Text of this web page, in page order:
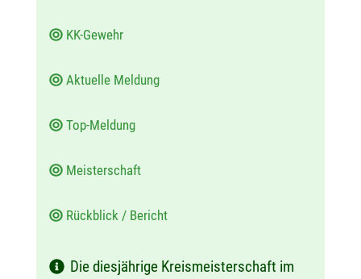
KK-Gewehr
Aktuelle Meldung
Top-Meldung
Meisterschaft
Rückblick / Bericht
Die diesjährige Kreismeisterschaft im